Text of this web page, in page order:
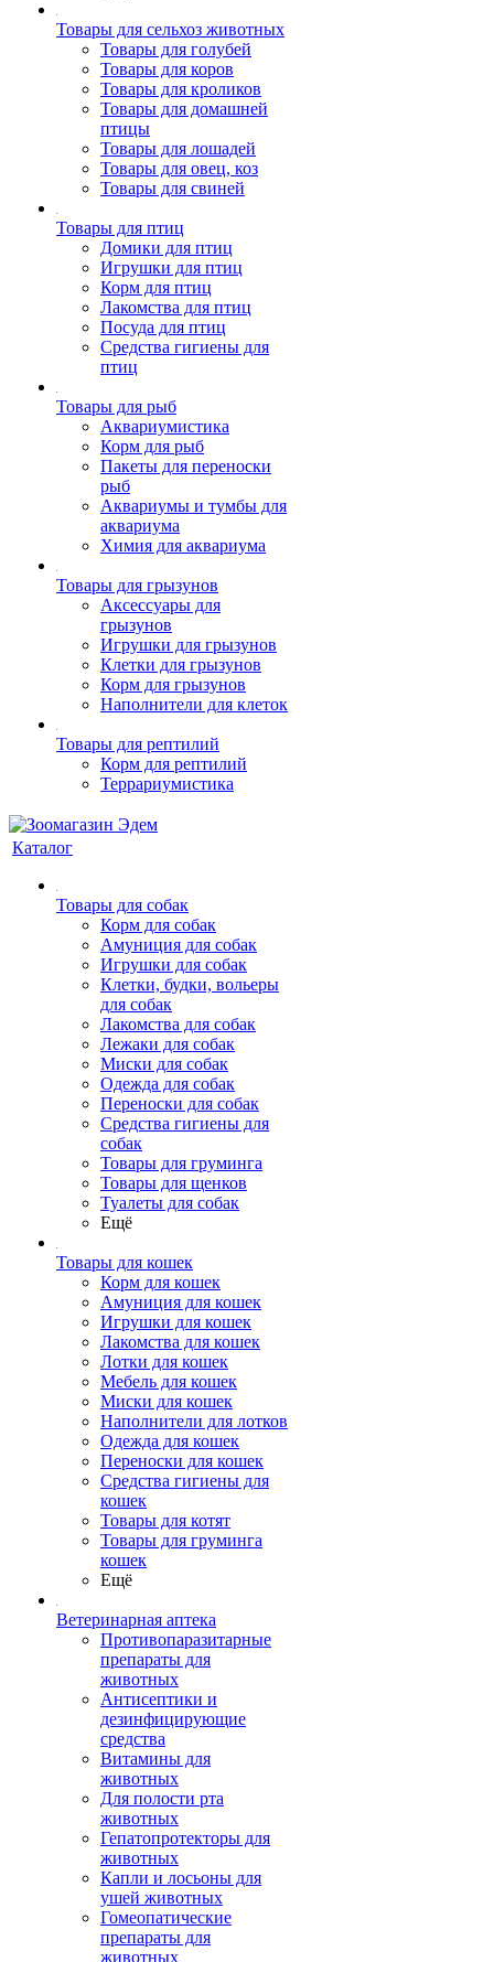
Товары для сельхоз животных
Товары для голубей
Товары для коров
Товары для кроликов
Товары для домашней
птицы
Товары для лошадей
Товары для овец, коз
Товары для свиней
Товары для птиц
Домики для птиц
Игрушки для птиц
Корм для птиц
Лакомства для птиц
Посуда для птиц
Средства гигиены для
птиц
Товары для рыб
Аквариумистика
Корм для рыб
Пакеты для переноски
рыб
Аквариумы и тумбы для
аквариума
Химия для аквариума
Товары для грызунов
Аксессуары для
грызунов
Игрушки для грызунов
Клетки для грызунов
Корм для грызунов
Наполнители для клеток
Товары для рептилий
Корм для рептилий
Террариумистика
Каталог
Товары для собак
Корм для собак
Амуниция для собак
Игрушки для собак
Клетки, будки, вольеры
для собак
Лакомства для собак
Лежаки для собак
Миски для собак
Одежда для собак
Переноски для собак
Средства гигиены для
собак
Товары для груминга
Товары для щенков
Туалеты для собак
Ещё
Товары для кошек
Корм для кошек
Амуниция для кошек
Игрушки для кошек
Лакомства для кошек
Лотки для кошек
Мебель для кошек
Миски для кошек
Наполнители для лотков
Одежда для кошек
Переноски для кошек
Средства гигиены для
кошек
Товары для котят
Товары для груминга
кошек
Ещё
Ветеринарная аптека
Противопаразитарные
препараты для
животных
Антисептики и
дезинфицирующие
средства
Витамины для
животных
Для полости рта
животных
Гепатопротекторы для
животных
Капли и лосьоны для
ушей животных
Гомеопатические
препараты для
животных